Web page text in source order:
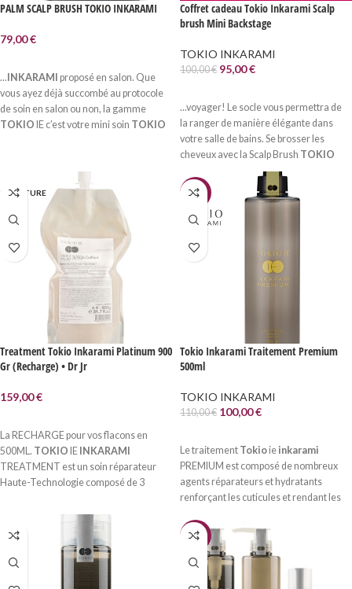
PALM SCALP BRUSH TOKIO INKARAMI
79,00€
... INKARAMI proposé en salon. Que
vous ayez déjà succombé au protocole
de soin en salon ou non, la gamme
TOKIO IE c’est votre mini soin TOKIO
Coffret cadeau Tokio Inkarami Scalp
brush Mini Backstage
TOKIO INKARAMI
100,00€ 95,00€
...voyager! Le socle vous permettra de
la ranger de manière élégante dans
votre salle de bains. Se brosser les
cheveux avec la Scalp Brush TOKIO
fait office de massage...
RUPTURE
Treatment Tokio Inkarami Platinum 900
Gr (Recharge) • Dr Jr
159,00€
La RECHARGE pour vos flacons en
500ML. TOKIO IE INKARAMI
TREATMENT est un soin réparateur
Haute-Technologie composé de 3
«δ-lactones», et de Fullerène. La...
-9%
Tokio Inkarami Traitement Premium
500ml
TOKIO INKARAMI
110,00€ 100,00€
Le traitement Tokioie inkarami
PREMIUM est composé de nombreux
agents réparateurs et hydratants
renforçant les cuticules et rendant les
association avec le shampooing...
-6%